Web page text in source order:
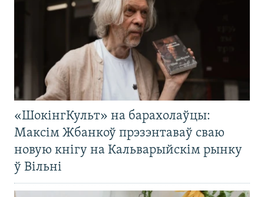
«ШокінгКульт» на барахолаўцы:
Максім Жбанкоў прэзэнтаваў сваю
новую кнігу на Кальварыйскім рынку
ў Вільні